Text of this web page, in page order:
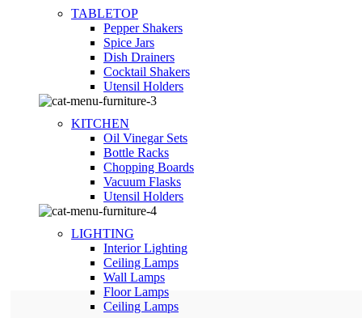
TABLETOP
Pepper Shakers
Spice Jars
Dish Drainers
Сocktail Shakers
Utensil Holders
KITCHEN
Oil Vinegar Sets
Bottle Racks
Chopping Boards
Vacuum Flasks
Utensil Holders
LIGHTING
Interior Lighting
Ceiling Lamps
Wall Lamps
Floor Lamps
Ceiling Lamps